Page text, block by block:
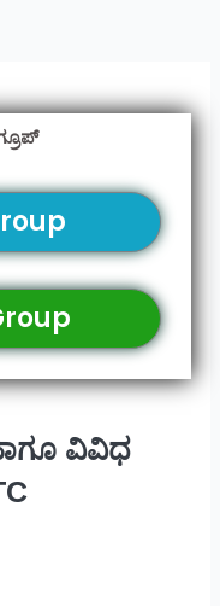
ವಿವಿಧ